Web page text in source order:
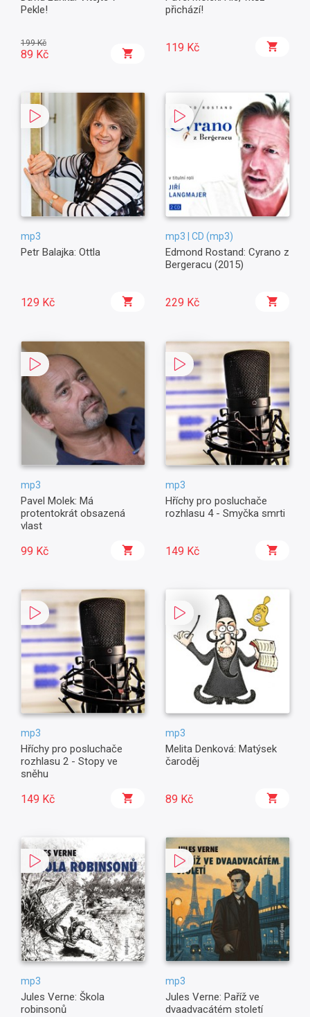
Pekle!
199 Kč
89 Kč
přichází!
119 Kč
mp3
Petr Balajka: Ottla
129 Kč
mp3 | CD (mp3)
Edmond Rostand: Cyrano z
Bergeracu (2015)
229 Kč
mp3
Pavel Molek: Má
protentokrát obsazená
vlast
99 Kč
mp3
Hříchy pro posluchače
rozhlasu 4 - Smyčka smrti
149 Kč
mp3
Hříchy pro posluchače
rozhlasu 2 - Stopy ve
sněhu
149 Kč
mp3
Melita Denková: Matýsek
čaroděj
89 Kč
mp3
Jules Verne: Škola
robinsonů
mp3
Jules Verne: Paříž ve
dvaadvacátém století